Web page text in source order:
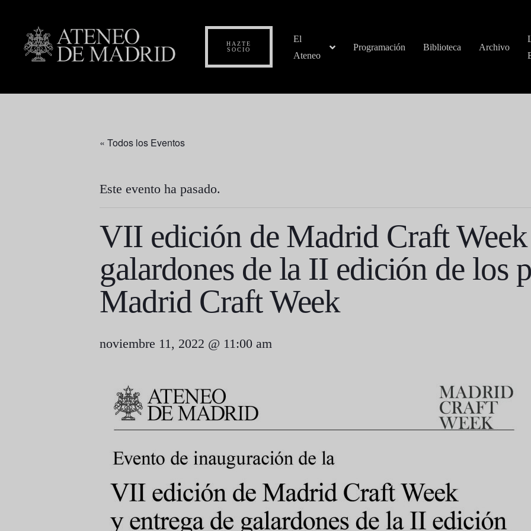
HAZTE
SOCIO
El
Ateneo
Programación Biblioteca Archivo
« Todos los Eventos
Este evento ha pasado.
VII edición de Madrid Craft Week
galardones de la II edición de los
Madrid Craft Week
noviembre 11, 2022 @ 11:00 am